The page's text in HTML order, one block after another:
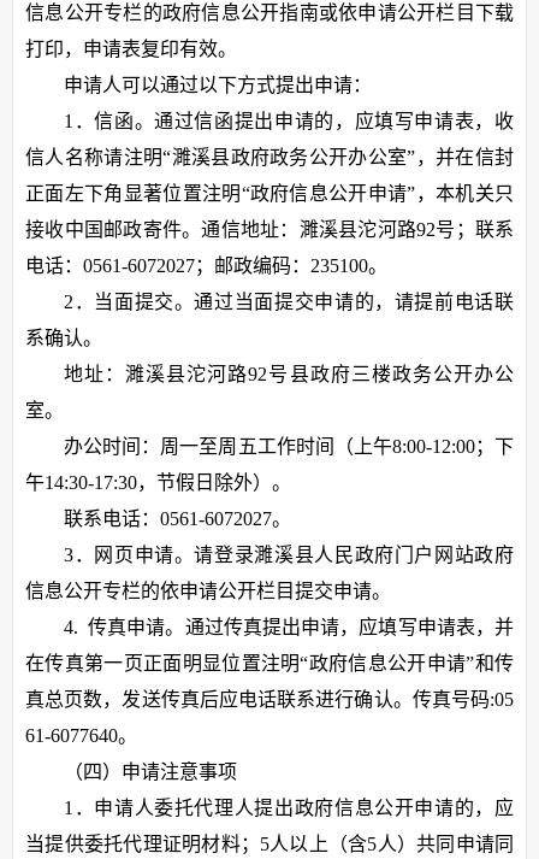
信息公开专栏的政府信息公开指南或依申请公开栏目下载
打印，申请表复印有效。
申请人可以通过以下方式提出申请：
1．信函。通过信函提出申请的，应填写申请表，收
信人名称请注明“濉溪县政府政务公开办公室”，并在信封
正面左下角显著位置注明“政府信息公开申请”，本机关只
接收中国邮政寄件。通信地址：濉溪县沱河路92号；联系
电话：0561-6072027；邮政编码：235100。
2．当面提交。通过当面提交申请的，请提前电话联
系确认。
地址：濉溪县沱河路92号县政府三楼政务公开办公
室。
办公时间：周一至周五工作时间（上午8:00-12:00；下
午14:30-17:30，节假日除外）。
联系电话：0561-6072027。
3．网页申请。请登录濉溪县人民政府门户网站政府
信息公开专栏的依申请公开栏目提交申请。
4. 传真申请。通过传真提出申请，应填写申请表，并
在传真第一页正面明显位置注明“政府信息公开申请”和传
真总页数，发送传真后应电话联系进行确认。传真号码:05
61-6077640。
（四）申请注意事项
1．申请人委托代理人提出政府信息公开申请的，应
当提供委托代理证明材料；5人以上（含5人）共同申请同